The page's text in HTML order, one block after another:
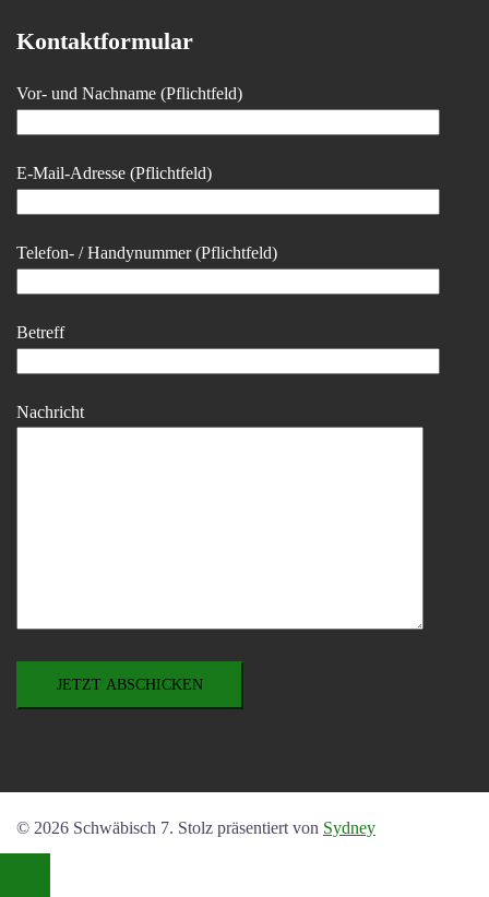
Kontaktformular
Vor- und Nachname (Pflichtfeld)
E-Mail-Adresse (Pflichtfeld)
Telefon- / Handynummer (Pflichtfeld)
Betreff
Nachricht
© 2026 Schwäbisch 7. Stolz präsentiert von Sydney